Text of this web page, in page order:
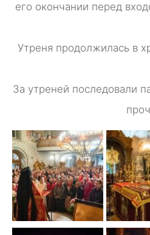
его окончании перед
Утреня продолжилась в
За утреней последовали